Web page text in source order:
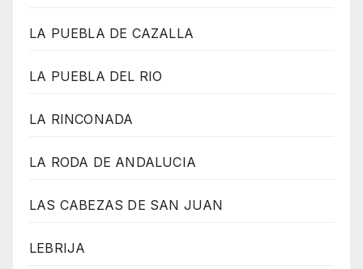
LA PUEBLA DE CAZALLA
LA PUEBLA DEL RIO
LA RINCONADA
LA RODA DE ANDALUCIA
LAS CABEZAS DE SAN JUAN
LEBRIJA